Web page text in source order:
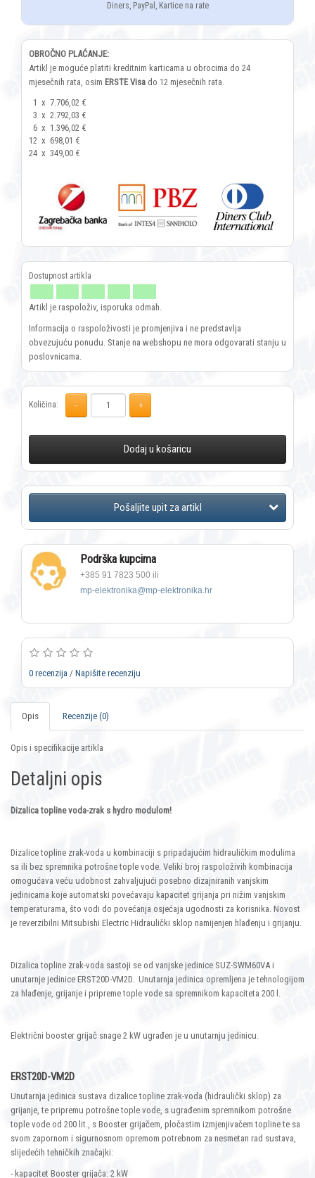
Diners, PayPal, Kartice na rate
OBROČNO PLAĆANJE:
Artikl je moguće platiti kreditnim karticama u obrocima do 24
mjesečnih rata, osim ERSTE Visa do 12 mjesečnih rata.
1 x 7.706,02 €
3 x 2.792,03 €
6 x 1.396,02 €
12 x 698,01 €
24 x 349,00 €
Artikl je raspoloživ, isporuka odmah.
Informacija o raspoloživosti je promjenjiva i ne predstavlja
obvezujuću ponudu. Stanje na webshopu ne mora odgovarati stanju u
poslovnicama.
Količina:
Dodaj u košaricu
Podrška kupcima
+385 91 7823 500 ili
mp-elektronika@mp-elektronika.hr
0 recenzija / Napišite recenziju
Opis Recenzije (0)
Opis i specifikacije artikla
Detaljni opis
Dizalica topline voda-zrak s hydro modulom!
Dizalice topline zrak-voda u kombinaciji s pripadajućim hidrauličkim modulima
sa ili bez spremnika potrošne tople vode. Veliki broj raspoloživih kombinacija
omogućava veću udobnost zahvaljujući posebno dizajniranih vanjskim
jedinicama koje automatski povećavaju kapacitet grijanja pri nižim vanjskim
temperaturama, što vodi do povećanja osjećaja ugodnosti za korisnika. Novost
je reverzibilni Mitsubishi Electric Hidraulički sklop namijenjen hlađenju i grijanju.
Dizalica topline zrak-voda sastoji se od vanjske jedinice SUZ-SWM60VA i
unutarnje jedinice ERST20D-VM2D. Unutarnja jedinica opremljena je tehnologijom
za hlađenje, grijanje i pripreme tople vode sa spremnikom kapaciteta 200 l.
Električni booster grijač snage 2 kW ugrađen je u unutarnju jedinicu.
ERST20D-VM2D
Unutarnja jedinica sustava dizalice topline zrak-voda (hidraulički sklop) za
grijanje, te pripremu potrošne tople vode, s ugrađenim spremnikom potrošne
tople vode od 200 lit., s Booster grijačem, pločastim izmjenjivačem topline te sa
svom zapornom i sigurnosnom opremom potrebnom za nesmetan rad sustava,
slijedećih tehničkih značajki:
- kapacitet Booster grijača: 2 kW